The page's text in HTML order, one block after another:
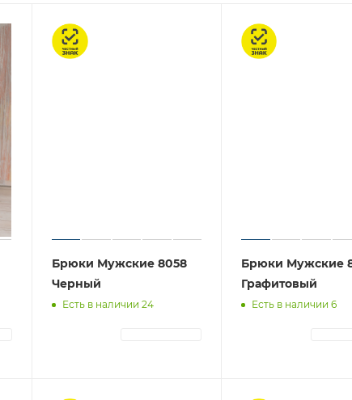
Честный знак
Брюки Мужские 8058
Черный
Есть в наличии 24
Честный знак
Брюки Мужские
Графитовый
Есть в наличии 6